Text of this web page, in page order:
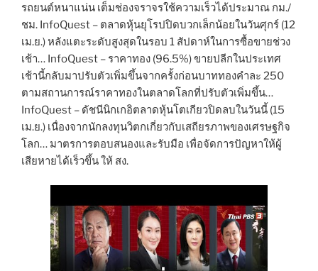
รถยนต์หนาแน่น เต็มช่องจราจรใช้ความเร็วได้ประมาณ กม./
ชม. InfoQuest – ตลาดหุ้นยุโรปปิดบวกเล็กน้อยในวันศุกร์ (12
เม.ย.) หลังแตะระดับสูงสุดในรอบ 1 สัปดาห์ในการซื้อขายช่วง
เช้า… InfoQuest – ราคาทอง (96.5%) ขายปลีกในประเทศ
เช้านี้กลับมาปรับตัวเพิ่มขึ้นจากครั้งก่อนบาททองคำละ 250
ตามสถานการณ์ราคาทองในตลาดโลกที่ปรับตัวเพิ่มขึ้น…
InfoQuest – ดัชนีนิกเกอิตลาดหุ้นโตเกียวปิดลบในวันนี้ (15
เม.ย.) เนื่องจากนักลงทุนวิตกเกี่ยวกับเสถียรภาพของเศรษฐกิจ
โลก… มาตรการตอบสนองและรับมือ เพื่อจัดการปัญหาให้ผู้
เสียหายได้เร็วขึ้น ให้ สง.